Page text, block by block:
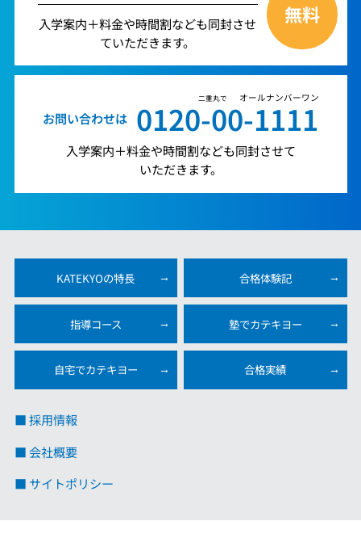
入学案内＋料金や時間割なども同封させ
ていただきます。
無料
二重丸で オールナンバーワン
お問い合わせは 0120-00-1111
入学案内＋料金や時間割なども同封させて
いただきます。
KATEKYOの特長 合格体験記
指導コース 塾でカテキヨー
自宅でカテキヨー 合格実績
■ 採用情報
■ 会社概要
■ サイトポリシー